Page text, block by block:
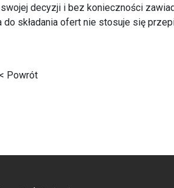
decyzji i bez konieczności
składania ofert nie stosuje się
< Powrót